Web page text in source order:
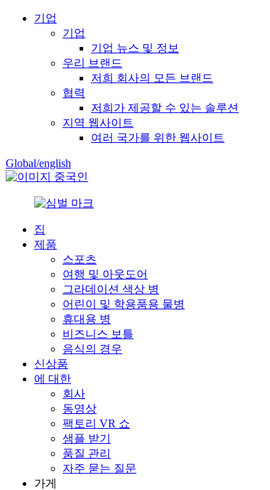
기업
기업
기업 뉴스 및 정보
우리 브랜드
저희 회사의 모든 브랜드
협력
저희가 제공할 수 있는 솔루션
지역 웹사이트
여러 국가를 위한 웹사이트
Global/english
중국인
집
제품
스포츠
여행 및 아웃도어
그라데이션 색상 병
어린이 및 학용품용 물병
휴대용 병
비즈니스 보틀
음식의 경우
신상품
에 대한
회사
동영상
팩토리 VR 쇼
샘플 받기
품질 관리
자주 묻는 질문
가게